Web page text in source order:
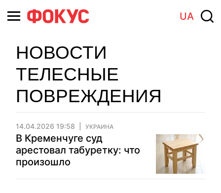
UA
НОВОСТИ
ТЕЛЕСНЫЕ
ПОВРЕЖДЕНИЯ
14.04.2026 19:58 УКРАИНА
В Кременчуге суд
арестовал табуретку: что
произошло